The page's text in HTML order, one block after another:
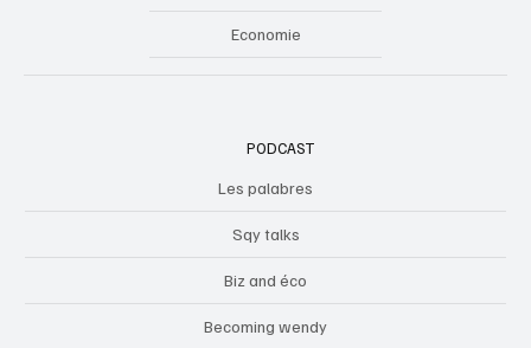
PODCAST
Les palabres
Sqy talks
Biz and éco
Becoming wendy
Economie